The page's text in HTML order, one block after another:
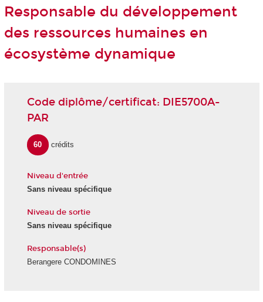
Responsable du développement
des ressources humaines en
écosystème dynamique
Code diplôme/certificat: DIE5700A-
PAR
60 crédits
Niveau d'entrée
Sans niveau spécifique
Niveau de sortie
Sans niveau spécifique
Responsable(s)
Berangere CONDOMINES